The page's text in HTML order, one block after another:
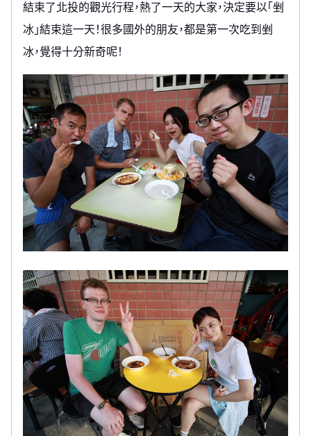
結束了北投的觀光行程，熱了一天的大家，決定要以「剉
冰」結束這一天！很多國外的朋友，都是第一次吃到剉
冰，覺得十分新奇呢！